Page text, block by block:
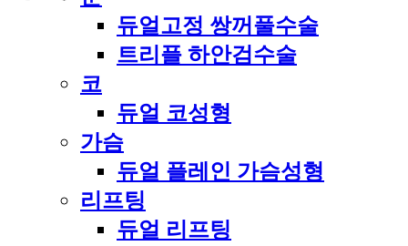
듀얼고정 쌍꺼풀수술
트리플 하안검수술
코
듀얼 코성형
가슴
듀얼 플레인 가슴성형
리프팅
듀얼 리프팅